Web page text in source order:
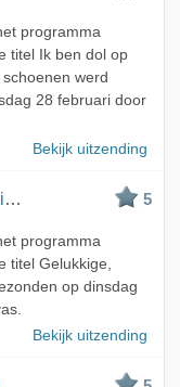
programma
titel Ik ben dol op
werd
28 februari door
Bekijk uitzending
5
programma
titel Gelukkige,
op dinsdag
Bekijk uitzending